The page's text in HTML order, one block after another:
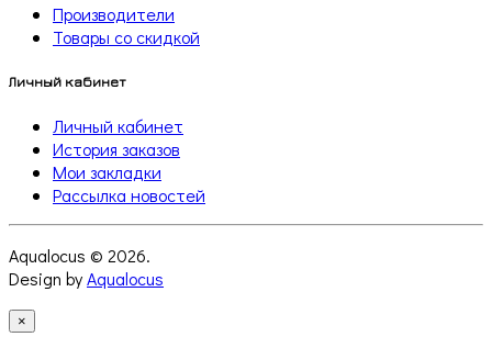
Производители
Товары со скидкой
Личный кабинет
Личный кабинет
История заказов
Мои закладки
Рассылка новостей
Aqualocus © 2026.
Design byAqualocus
×